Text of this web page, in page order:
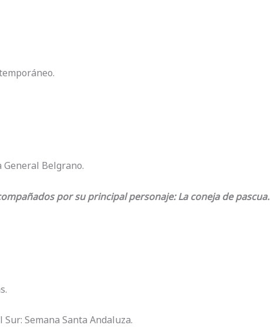
Belgrano.
por su principal personaje: La coneja de pascua.
Semana Santa Andaluza.